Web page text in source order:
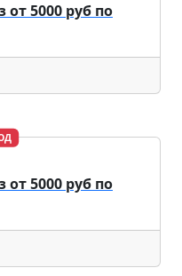
от 5000 руб по
от 5000 руб по